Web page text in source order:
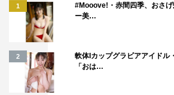
1
#Mooove!・赤間四季、おさ
ー美…
2
軟体Iカップグラビアアイドル
「おは…